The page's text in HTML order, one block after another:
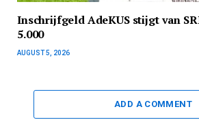
Inschrijfgeld AdeKUS stijgt van
5.000
AUGUST 5, 2026
ADD A COMMENT